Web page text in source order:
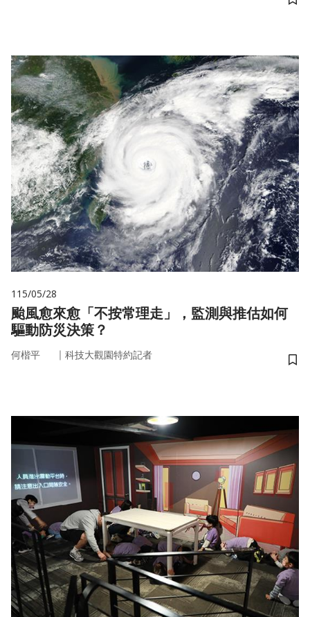
儲
115/05/28
颱風愈來愈「不按常理走」，監測與推估如何
驅動防災決策？
何楷平 ｜ 科技大觀園特約記者
儲